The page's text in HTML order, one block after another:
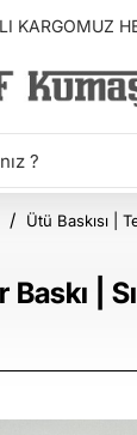
KARGOMUZ
|
Ütü Baskısı |